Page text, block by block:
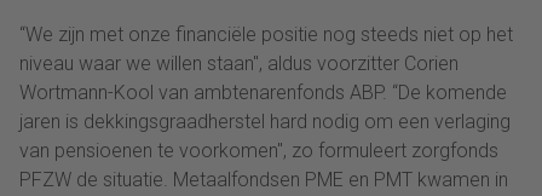
“We zijn met onze financiële positie nog steeds niet op het
niveau waar we willen staan'', aldus voorzitter Corien
Wortmann-Kool van ambtenarenfonds ABP. “De komende
jaren is dekkingsgraadherstel hard nodig om een verlaging
van pensioenen te voorkomen'', zo formuleert zorgfonds
PFZW de situatie. Metaalfondsen PME en PMT kwamen in